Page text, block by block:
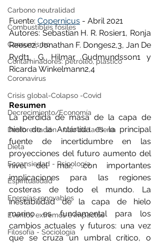
Carbono neutralidad
Combustibles fósiles
Consumismo
Contaminadores: petróleo, plástico
Coronavirus
Crisis global-Colapso -Covid
Decrecimiento/Economía
Desforestación - Uso de la Tierra
Dieta
Ecoansiedad - Psicología
Espiritualidad
Energías renovables
Eventos extremos e impactos
Filosofía - Sociología
Fuente: Copernicus - Abril 2021
Autores: Sebastian H. R. Rosier1, Ronja
Reese2, Jonathan F. Donges2,3, Jan De
Rydt1, G. Hilmar Gudmundsson1 y
Ricarda Winkelmann2,4
Resumen
La pérdida de masa de la capa de
hielo de la Antártida es la principal
fuente de incertidumbre en las
proyecciones del futuro aumento del
nivel del mar, con importantes
implicaciones para las regiones
costeras de todo el mundo. La
inestabilidad de la capa de hielo
marino es fundamental para los
cambios actuales y futuros: una vez
que se cruza un umbral crítico, o